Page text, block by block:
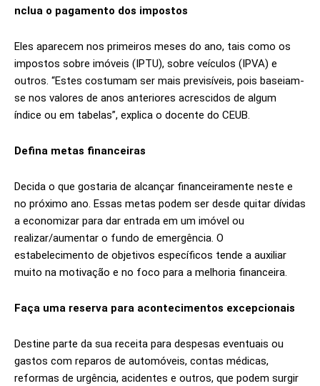
nclua o pagamento dos impostos
Eles aparecem nos primeiros meses do ano, tais como os
impostos sobre imóveis (IPTU), sobre veículos (IPVA) e
outros. “Estes costumam ser mais previsíveis, pois baseiam-
se nos valores de anos anteriores acrescidos de algum
índice ou em tabelas”, explica o docente do CEUB.
Defina metas financeiras
Decida o que gostaria de alcançar financeiramente neste e
no próximo ano. Essas metas podem ser desde quitar dívidas
a economizar para dar entrada em um imóvel ou
realizar/aumentar o fundo de emergência. O
estabelecimento de objetivos específicos tende a auxiliar
muito na motivação e no foco para a melhoria financeira.
Faça uma reserva para acontecimentos excepcionais
Destine parte da sua receita para despesas eventuais ou
gastos com reparos de automóveis, contas médicas,
reformas de urgência, acidentes e outros, que podem surgir